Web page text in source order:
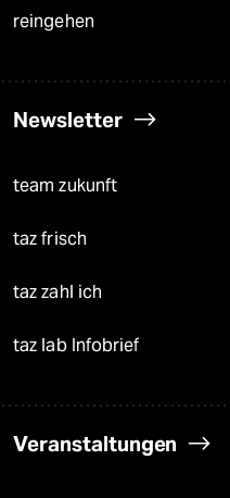
reingehen
Newsletter
team zukunft
taz frisch
taz zahl ich
taz lab Infobrief
Veranstaltungen